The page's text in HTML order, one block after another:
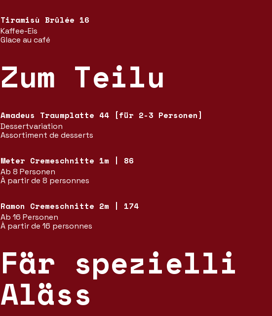
Tiramisù Brûlée 16
Kaffee-Eis
Glace au café
Zum Teilu
Amadeus Traumplatte 44 [für 2-3 Personen]
Dessertvariation
Assortiment de desserts
Meter Cremeschnitte 1m | 86
Ab 8 Personen
À partir de 8 personnes
Ramon Cremeschnitte 2m | 174
Ab 16 Personen
À partir de 16 personnes
Fär spezielli
Aläss